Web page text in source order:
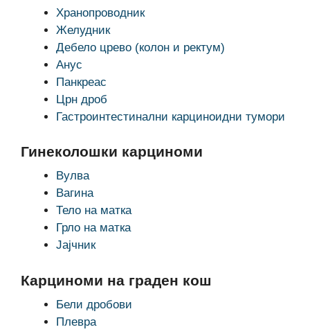
Хранопроводник
Желудник
Дебело црево (колон и ректум)
Анус
Панкреас
Црн дроб
Гастроинтестинални карциноидни тумори
Гинеколошки карциноми
Вулва
Вагина
Тело на матка
Грло на матка
Јајчник
Карциноми на граден кош
Бели дробови
Плевра